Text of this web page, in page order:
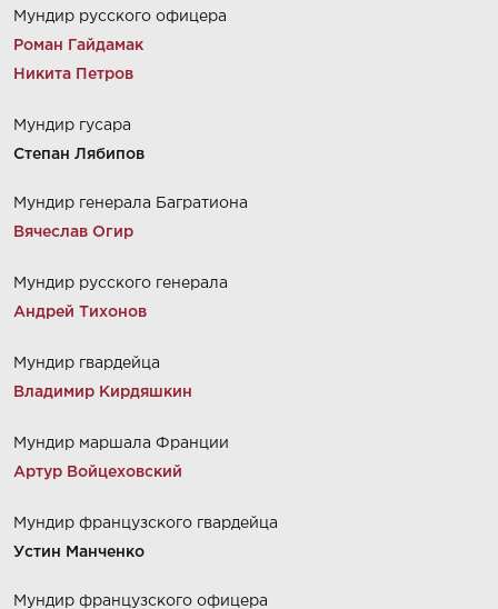
Мундир русского офицера
Роман Гайдамак
Никита Петров
Мундир гусара
Степан Лябипов
Мундир генерала Багратиона
Вячеслав Огир
Мундир русского генерала
Андрей Тихонов
Мундир гвардейца
Владимир Кирдяшкин
Мундир маршала Франции
Артур Войцеховский
Мундир французского гвардейца
Устин Манченко
Мундир французского офицера